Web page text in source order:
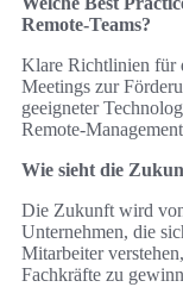
Remote-Teams?
Klare Richtlinien für
Meetings zur
geeigneter
Remote-
Wie sieht die
Die Zukunft wird
Unternehmen, die
Mitarbeiter
Fachkräfte zu